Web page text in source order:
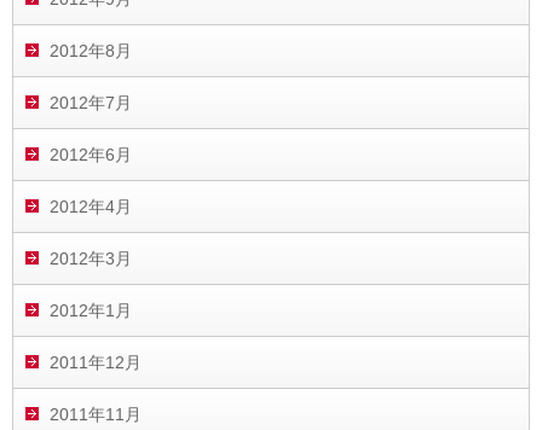
2012年8月
2012年7月
2012年6月
2012年4月
2012年3月
2012年1月
2011年12月
2011年11月